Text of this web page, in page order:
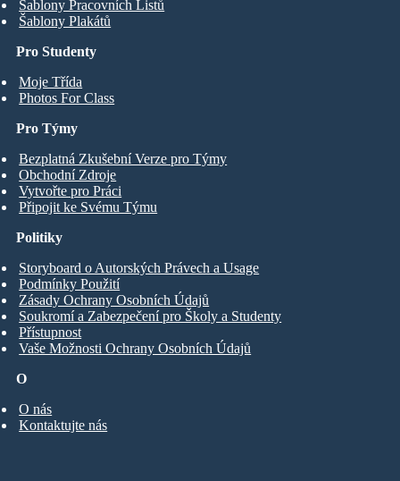
Pro Studenty
Moje Třída
Photos For Class
Šablony Pracovních Listů
Šablony Plakátů
Pro Týmy
Bezplatná Zkušební Verze pro Týmy
Obchodní Zdroje
Vytvořte pro Práci
Připojit ke Svému Týmu
O
O nás
Kontaktujte nás
Politiky
Storyboard o Autorských Právech a Usage
Podmínky Použití
Zásady Ochrany Osobních Údajů
Soukromí a Zabezpečení pro Školy a Studenty
Přístupnost
Vaše Možnosti Ochrany Osobních Údajů